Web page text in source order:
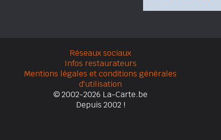
Réseaux sociaux
Infos restaurateurs
Mentions légales et conditions générales
d'utilisation
© 2002-2026 La-Carte.be
Depuis 2002 !